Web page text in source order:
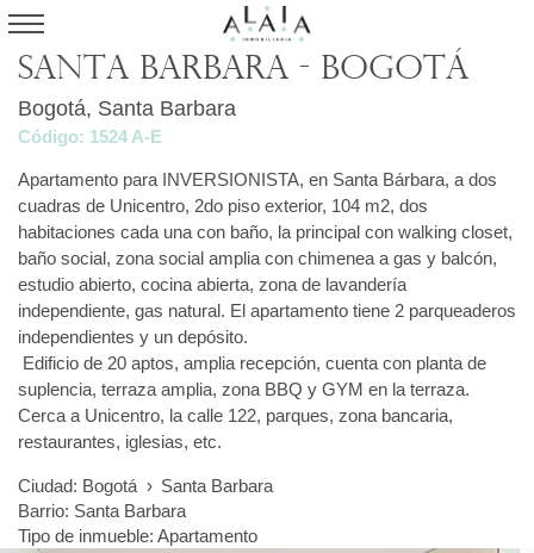
Santa Barbara - Bogotá
Bogotá, Santa Barbara
Código: 1524 A-E
Apartamento para INVERSIONISTA, en Santa Bárbara, a dos
cuadras de Unicentro, 2do piso exterior, 104 m2, dos
habitaciones cada una con baño, la principal con walking closet,
baño social, zona social amplia con chimenea a gas y balcón,
estudio abierto, cocina abierta, zona de lavandería
independiente, gas natural. El apartamento tiene 2 parqueaderos
independientes y un depósito.
Edificio de 20 aptos, amplia recepción, cuenta con planta de
suplencia, terraza amplia, zona BBQ y GYM en la terraza.
Cerca a Unicentro, la calle 122, parques, zona bancaria,
restaurantes, iglesias, etc.
Ciudad: Bogotá › Santa Barbara
Barrio: Santa Barbara
Tipo de inmueble: Apartamento